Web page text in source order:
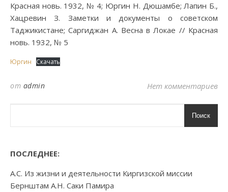
Красная новь. 1932, № 4; Юргин Н. Дюшамбе; Лапин Б.,
Хацревин З. Заметки и документы о советском
Таджикистане; Саргиджан А. Весна в Локае // Красная
новь. 1932, № 5
Юргин Скачать
от admin Нет комментариев
Поиск
ПОСЛЕДНЕЕ:
А.С. Из жизни и деятельности Киргизской миссии
Бернштам А.Н. Саки Памира